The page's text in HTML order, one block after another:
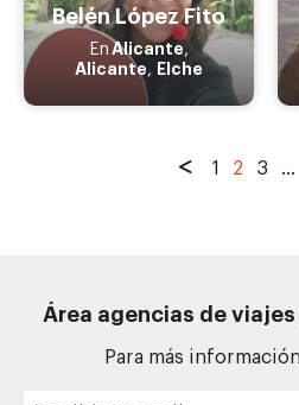
Belén López Fito
En Alicante,
Alicante, Elche
1 2 3 ...
Área agencias de
Para más